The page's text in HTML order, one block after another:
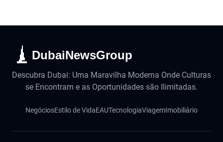
DubaiNewsGroup
Descubra Dubai: Uma Maravilha Moderna Onde Culturas
se Encontram e as Oportunidades são Ilimitadas.
NegóciosEstilo de VidaEAUTecnologiaViagemImobiliário